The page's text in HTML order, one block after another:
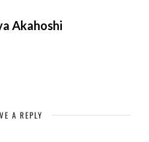
Akahoshi
A REPLY